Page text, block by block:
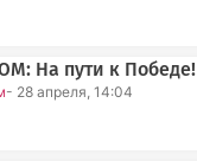
На пути к Победе!
- 28 апреля, 14:04